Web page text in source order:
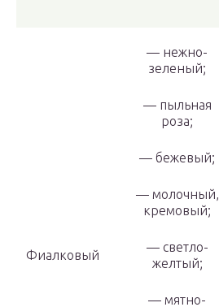
Фиалковый
— нежно-
зеленый;
— пыльная
роза;
— бежевый;
— молочный,
кремовый;
— светло-
желтый;
— мятно-